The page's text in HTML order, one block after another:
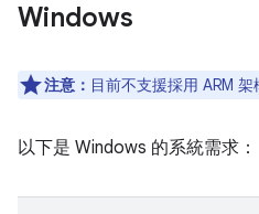
Windows
注意： 目前不支援採用 ARM 架
以下是 Windows 的系統需求：